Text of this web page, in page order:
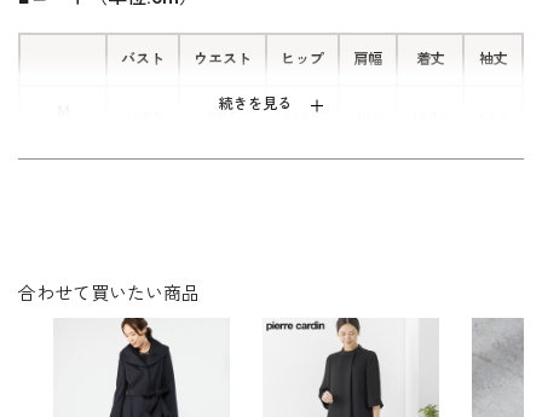
続きを見る
バスト ウエスト ヒップ 肩幅 着丈 袖丈
表地：ポリエステル100％
袖 キュプラ（ベンベルグ）100％
洗濯方法：クリーニング
袖スリット入り
合わせて買いたい商品